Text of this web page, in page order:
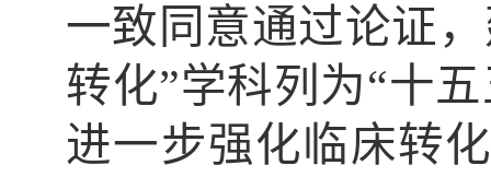
一致同意通过论证
转化”学科列为“十
进一步强化临床转